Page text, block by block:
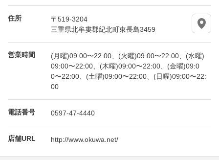
住所
〒519-3204
三重県北牟婁郡紀北町東長島3459
営業時間
(月曜)09:00〜22:00、(火曜)09:00〜22:00、(水曜)
09:00〜22:00、(木曜)09:00〜22:00、(金曜)09:0
0〜22:00、(土曜)09:00〜22:00、(日曜)09:00〜22:
00
電話番号 0597-47-4440
店舗URL http://www.okuwa.net/